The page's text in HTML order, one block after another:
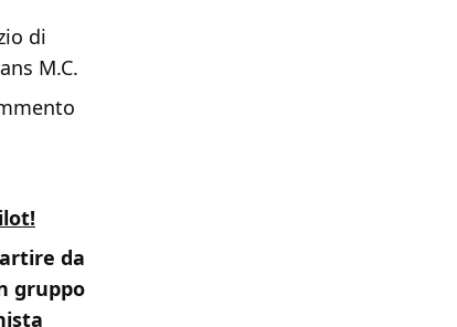
di
M.C.
da
gruppo